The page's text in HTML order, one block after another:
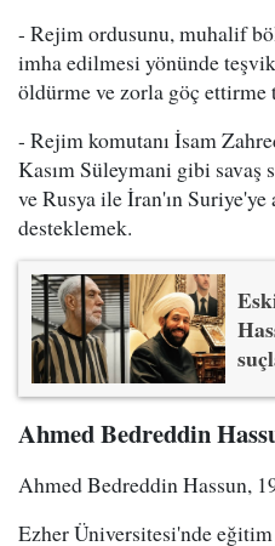
- Rejim ordusunu, muhalif
imha edilmesi yönünde
öldürme ve zorla göç
- Rejim komutanı İsam
Kasım Süleymani gibi savaş
ve Rusya ile İran'ın
desteklemek.
Ahmed Bedreddin
Ahmed Bedreddin Hassun,
Ezher Üniversitesi'nde